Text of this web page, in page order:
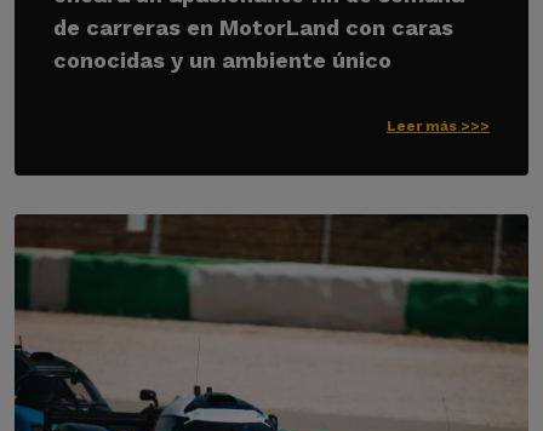
de carreras en MotorLand con caras
conocidas y un ambiente único
Leer más >>>